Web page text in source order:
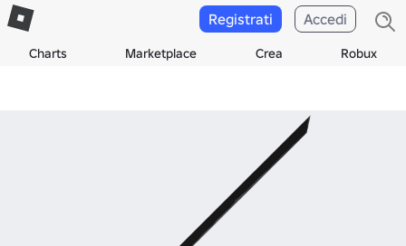
Charts Marketplace Crea Robux
Registrati Accedi